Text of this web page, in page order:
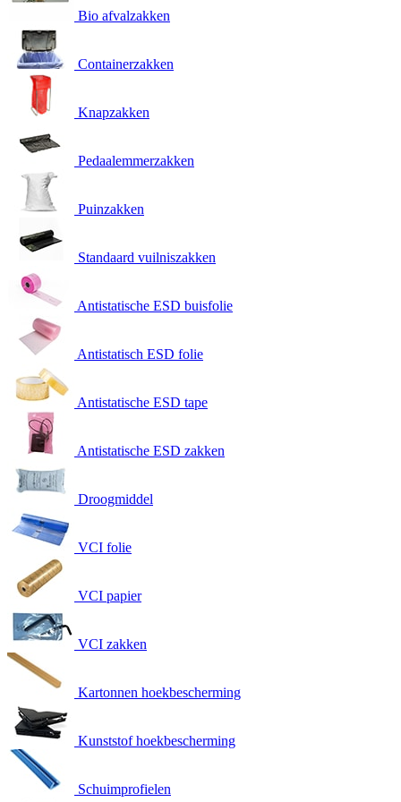
Bio afvalzakken
Containerzakken
Knapzakken
Pedaalemmerzakken
Puinzakken
Standaard vuilniszakken
Antistatische ESD buisfolie
Antistatisch ESD folie
Antistatische ESD tape
Antistatische ESD zakken
Droogmiddel
VCI folie
VCI papier
VCI zakken
Kartonnen hoekbescherming
Kunststof hoekbescherming
Schuimprofielen